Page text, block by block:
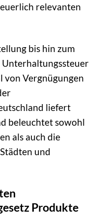
relevanten
bis hin zum
Unterhaltungssteuer
von Vergnügungen
liefert
beleuchtet sowohl
als auch die
und
Produkte